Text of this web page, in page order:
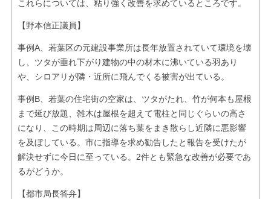
これらについては、粘り強く改善を求めているところです。
【野本信正議員】
事例A、若葉区の元建設事業所は長年放置されていて環境を壊
し、ツタが垂れ下がり建物の中の材木に沸いている羽あり
や、シロアリが隣・近所に飛んでくる被害が出ている。
事例B、若葉の住宅街の空家は、ツタがたれ、竹が何本も屋根
まで延び放題、雑木は屋根を超えて電柱と同じぐらいの高さ
になり、この時期は周辺に落ち葉をまき散らし近隣に悪影響
を及ぼしている。市に指導を求め勧告したと報告を受けたが
解決せずに今日に至っている。2件とも緊急な改善が必要であ
るがどうか。
【都市局長答弁】